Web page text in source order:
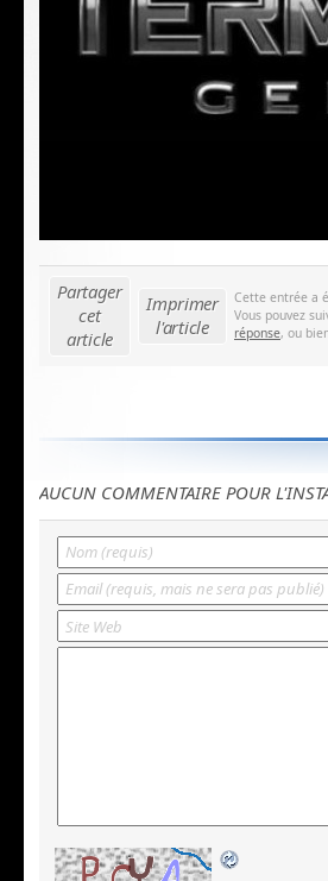
Partager
cet
article
Imprimer
l'article
Cette entrée a
Vous pouvez
réponse, ou
AUCUN COMMENTAIRE POUR